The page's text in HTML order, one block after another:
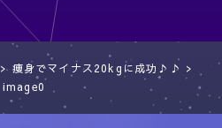
> 痩身でマイナス20kgに成功♪♪ >
image0